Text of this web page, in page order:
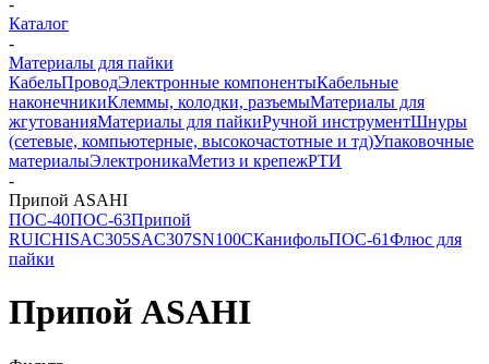
-
Каталог
-
Материалы для пайки
КабельПроводЭлектронные компонентыКабельные
наконечникиКлеммы, колодки, разъемыМатериалы для
жгутованияМатериалы для пайкиРучной инструментШнуры
(сетевые, компьютерные, высокочастотные и тд)Упаковочные
материалыЭлектроникаМетиз и крепежРТИ
-
Припой ASAHI
ПОС-40ПОС-63Припой
RUICHISAC305SAC307SN100CКанифольПОС-61Флюс для
пайки
Припой ASAHI